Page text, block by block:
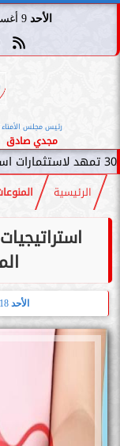
الأحد 9 أغسطس 2026
رئيس مجلس الأمناء
مجدي صادق
الرئيسية
الأحد